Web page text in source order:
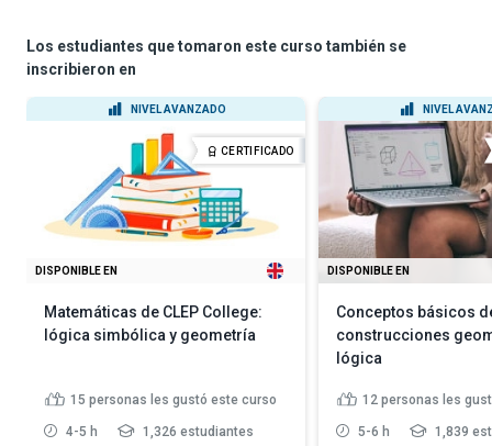
Los estudiantes que tomaron este curso también se
inscribieron en
NIVEL AVANZADO
CERTIFICADO
DISPONIBLE EN
Matemáticas de CLEP College:
lógica simbólica y geometría
15 personas les gustó este curso
4-5 h 1,326 estudiantes
NIVEL
DISPONIBLE EN
Conceptos básicos
construcciones
lógica
12 personas les
5-6 h 1,839